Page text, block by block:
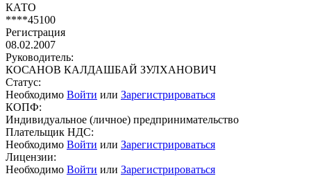
КАТО
****45100
Регистрация
08.02.2007
Руководитель:
КОСАНОВ КАЛДАШБАЙ ЗУЛХАНОВИЧ
Статус:
Необходимо Войти или Зарегистрироваться
КОПФ:
Индивидуальное (личное) предпринимательство
Плательщик НДС:
Необходимо Войти или Зарегистрироваться
Лицензии:
Необходимо Войти или Зарегистрироваться